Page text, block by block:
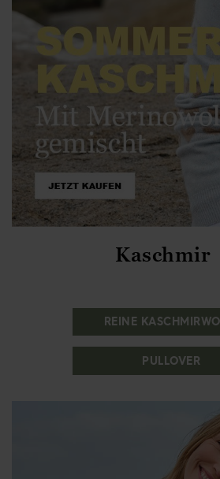
Kaschmir
REINE
PULLOVER